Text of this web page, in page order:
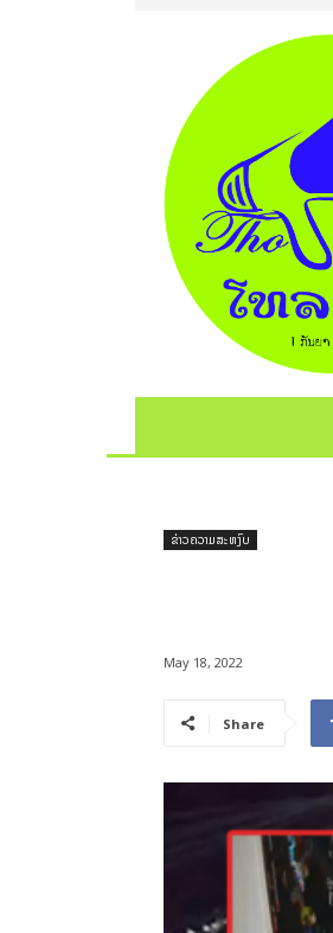
ຂ່າວຄວາມສະຫງົບ
May 18, 2022
Share